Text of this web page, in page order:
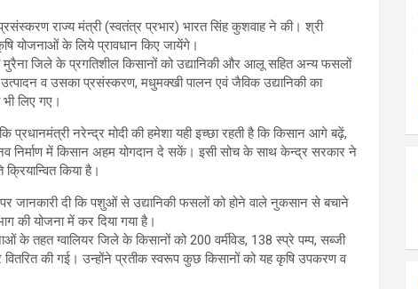
राज्य मंत्री (स्वतंत्र प्रभार) भारत सिंह कुशवाह ने की। श्री
योजनाओं के लिये प्रावधान किए जायेंगे।
व मुरैना जिले के प्रगतिशील किसानों को उद्यानिकी और आलू सहित अन्य फसलों
व उसका प्रसंस्करण, मधुमक्खी पालन एवं जैविक उद्यानिकी का
लिए गए।
नरेन्द्र मोदी की हमेशा यही इच्छा रहती है कि किसान आगे बढ़ें,
निर्माण में किसान अहम योगदान दे सकें। इसी सोच के साथ केन्द्र सरकार ने
किया है।
जानकारी दी कि पशुओं से उद्यानिकी फसलों को होने वाले नुकसान से बचाने
की योजना में कर दिया गया है।
के तहत ग्वालियर जिले के किसानों को 200 वर्मीवेड, 138 स्प्रे पम्प, सब्जी
की गई। उन्होंने प्रतीक स्वरूप कुछ किसानों को यह कृषि उपकरण व